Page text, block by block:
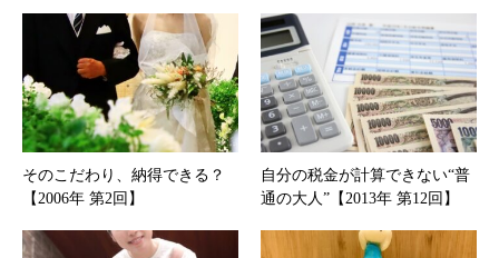
そのこだわり、納得できる？
【2006年 第2回】
自分の税金が計算できない“普
通の大人”【2013年 第12回】